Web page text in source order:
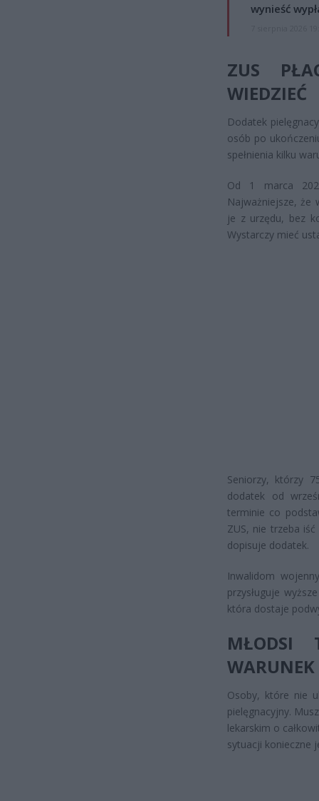
wynieść
ZUS
WIEDZIEĆ
Dodatek
osób po
spełnienia kilku
Od 1 marca
Najważniejsze, że
je z urzędu, bez
Wystarczy mieć
Seniorzy, którzy
dodatek od
terminie co
ZUS, nie trzeba
dopisuje dodatek.
Inwalidom
przysługuje
która dostaje
MŁODSI
WARUNEK
Osoby, które nie
pielęgnacyjny.
lekarskim o
sytuacji konieczne